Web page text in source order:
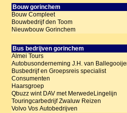
Bouw gorinchem
Bouw Compleet
Bouwbedrijf den Toom
Nieuwbouw Gorinchem
Bus bedrijven gorinchem
Almei Tours
Autobusonderneming J.H. van
Busbedrijf en Groepsreis specialist
Consumenten
Haarsgroep
Qbuzz wint DAV met MerwedeLingelijn
Touringcarbedrijf Zwaluw Reizen
Volvo Vos Autobedrijven